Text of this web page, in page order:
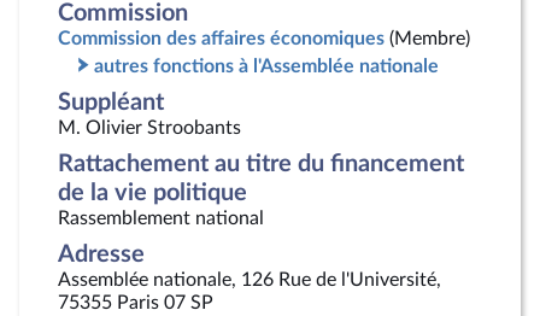
Commission
Commission des affaires économiques (Membre)
autres fonctions à l'Assemblée nationale
Suppléant
M. Olivier Stroobants
Rattachement au titre du financement
de la vie politique
Rassemblement national
Adresse
Assemblée nationale, 126 Rue de l'Université,
75355 Paris 07 SP